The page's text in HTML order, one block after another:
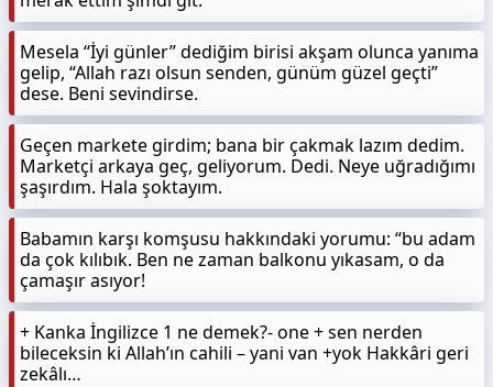
Mesela “İyi günler” dediğim birisi akşam olunca yanıma
gelip, “Allah razı olsun senden, günüm güzel geçti”
dese. Beni sevindirse.
Geçen markete girdim; bana bir çakmak lazım dedim.
Marketçi arkaya geç, geliyorum. Dedi. Neye uğradığımı
şaşırdım. Hala şoktayım.
Babamın karşı komşusu hakkındaki yorumu: “bu adam
da çok kılıbık. Ben ne zaman balkonu yıkasam, o da
çamaşır asıyor!
+ Kanka İngilizce 1 ne demek?- one + sen nerden
bileceksin ki Allah’ın cahili – yani van +yok Hakkâri geri
zekâlı…